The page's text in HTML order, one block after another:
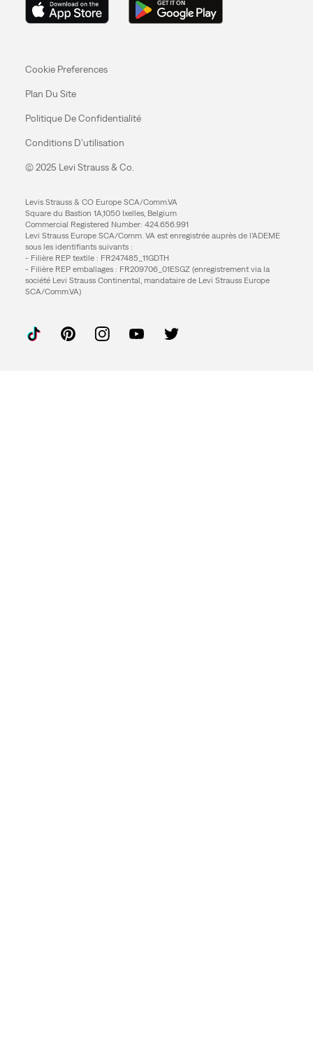
Cookie Preferences
Plan Du Site
Politique De Confidentialité
Conditions D’utilisation
© 2025 Levi Strauss & Co.
Levis Strauss & CO Europe SCA/Comm.VA
Square du Bastion 1A,1050 Ixelles, Belgium
Commercial Registered Number: 424.656.991
Levi Strauss Europe SCA/Comm. VA est enregistrée auprès de l’ADEME
sous les identifiants suivants :
- Filière REP textile : FR247485_11GDTH
- Filière REP emballages : FR209706_01ESGZ (enregistrement via la
société Levi Strauss Continental, mandataire de Levi Strauss Europe
SCA/Comm.VA)